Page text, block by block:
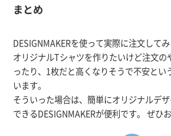
まとめ
DESIGNMAKERを使って実際に注文してみ
オリジナルTシャツを作りたいけど注文の
ったり、1枚だと高くなりそうで不安とい
います。
そういった場合は、簡単にオリジナルデ
できるDESIGNMAKERが便利です。 ぜひ